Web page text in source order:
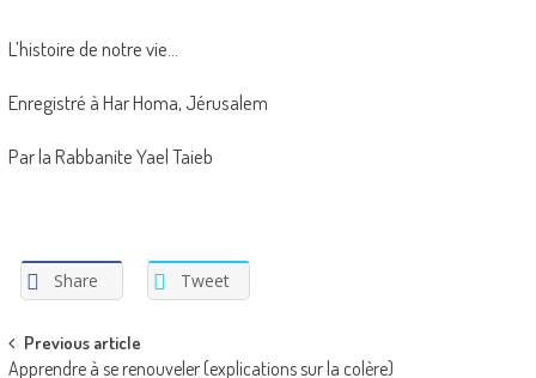
L’histoire de notre vie…
Enregistré à Har Homa, Jérusalem
Par la Rabbanite Yael Taieb
Share Tweet
Post
Previous article
Apprendre à se renouveler (explications sur la colère)